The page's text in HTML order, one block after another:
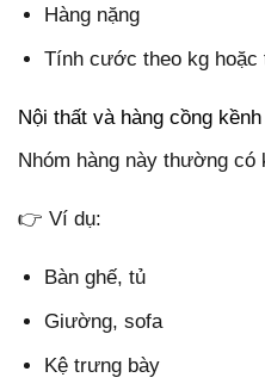
Hàng nặng
Tính cước theo kg hoặc
Nội thất và hàng cồng kềnh
Nhóm hàng này thường
👉 Ví dụ:
Bàn ghế, tủ
Giường, sofa
Kệ trưng bày